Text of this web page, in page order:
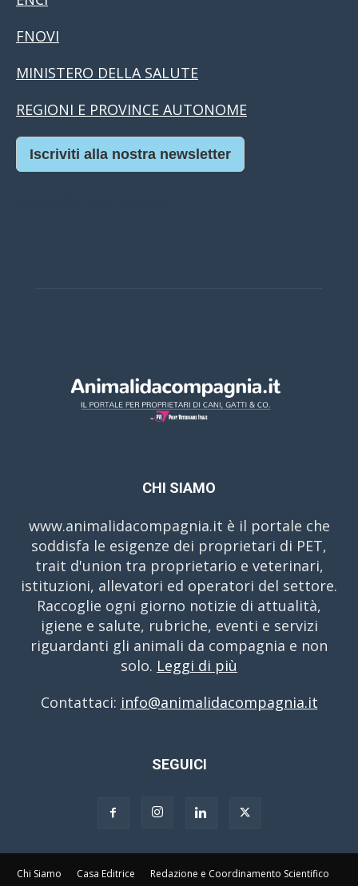
FNOVI
MINISTERO DELLA SALUTE
REGIONI E PROVINCE AUTONOME
Iscriviti alla nostra newsletter
CHI SIAMO
www.animalidacompagnia.it è il portale che
soddisfa le esigenze dei proprietari di PET,
trait d'union tra proprietario e veterinari,
istituzioni, allevatori ed operatori del settore.
Raccoglie ogni giorno notizie di attualità,
igiene e salute, rubriche, eventi e servizi
riguardanti gli animali da compagnia e non
solo. Leggi di più
Contattaci: info@animalidacompagnia.it
SEGUICI
Chi Siamo Casa Editrice Redazione e Coordinamento Scientifico